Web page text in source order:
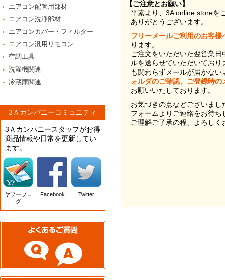
エアコン配管用部材
エアコン洗浄部材
エアコンカバー・フィルター
エアコン汎用リモコン
空調工具
洗濯機関連
冷蔵庫関連
3Ａカンパニーコミュニティ
3Ａカンパニースタッフがお得
商品情報や日常を更新してい
ます。
ヤフーブロ
グ
Facebook Twitter
【ご注意とお願い】
平素より、3A online storeを
ありがとうございます。
フリーメールご利用のお客様
ります。
ご注文をいただいた翌営業
ルを送らせていただいてお
も関わらずメールが届かない
ォルダのご確認、ご登録時
お願いいたしております。
お気づきの点などございま
フォームよりご連絡をお待ち
ご理解ご了承の程、よろし